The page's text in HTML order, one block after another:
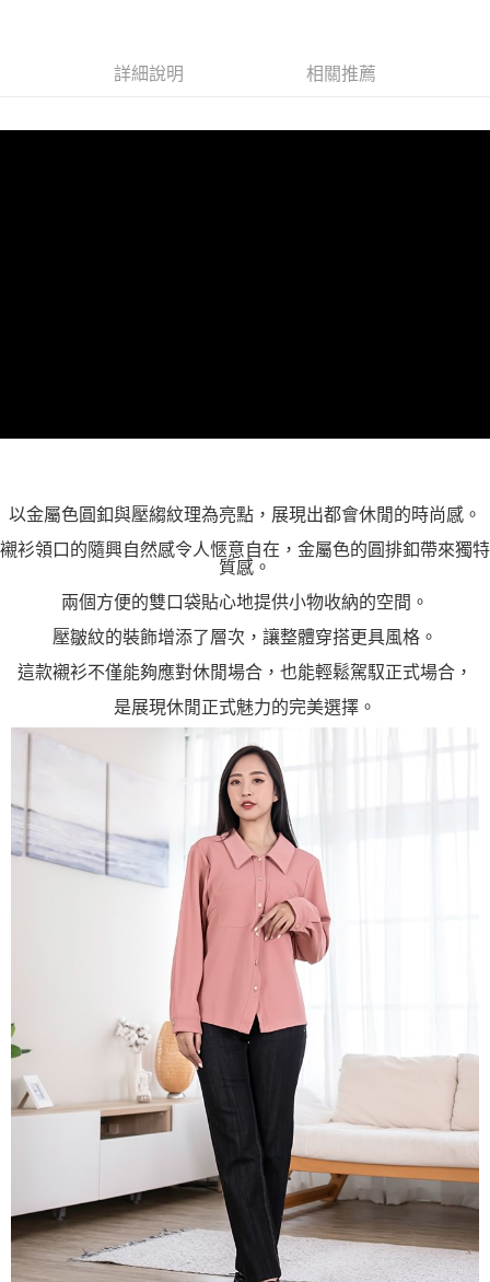
２．關於個人資料處理事宜，請瀏覽以下網址：
詳細說明 相關推薦
以金屬色圓釦與壓縐紋理為亮點，展現出都會休閒的時尚感。
襯衫領口的隨興自然感令人愜意自在，金屬色的圓排釦帶來獨特
質感。
兩個方便的雙口袋貼心地提供小物收納的空間。
壓皺紋的裝飾增添了層次，讓整體穿搭更具風格。
這款襯衫不僅能夠應對休閒場合，也能輕鬆駕馭正式場合，
是展現休閒正式魅力的完美選擇。